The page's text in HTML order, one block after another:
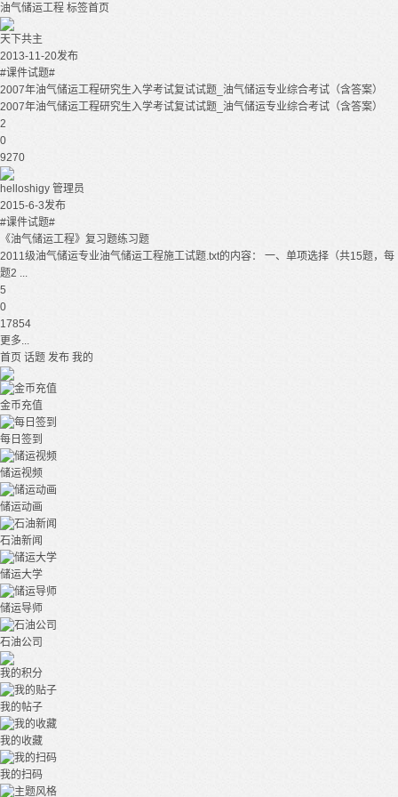
油气储运工程 标签首页
天下共主
2013-11-20发布
#课件试题#
2007年油气储运工程研究生入学考试复试试题_油气储运专业综合考试（含答案）
2007年油气储运工程研究生入学考试复试试题_油气储运专业综合考试（含答案）
2
0
9270
helloshigy 管理员
2015-6-3发布
#课件试题#
《油气储运工程》复习题练习题
2011级油气储运专业油气储运工程施工试题.txt的内容： 一、单项选择（共15题，每
题2 ...
5
0
17854
更多...
首页 话题 发布 我的
金币充值
每日签到
储运视频
储运动画
石油新闻
储运大学
储运导师
石油公司
我的积分
我的帖子
我的收藏
我的扫码